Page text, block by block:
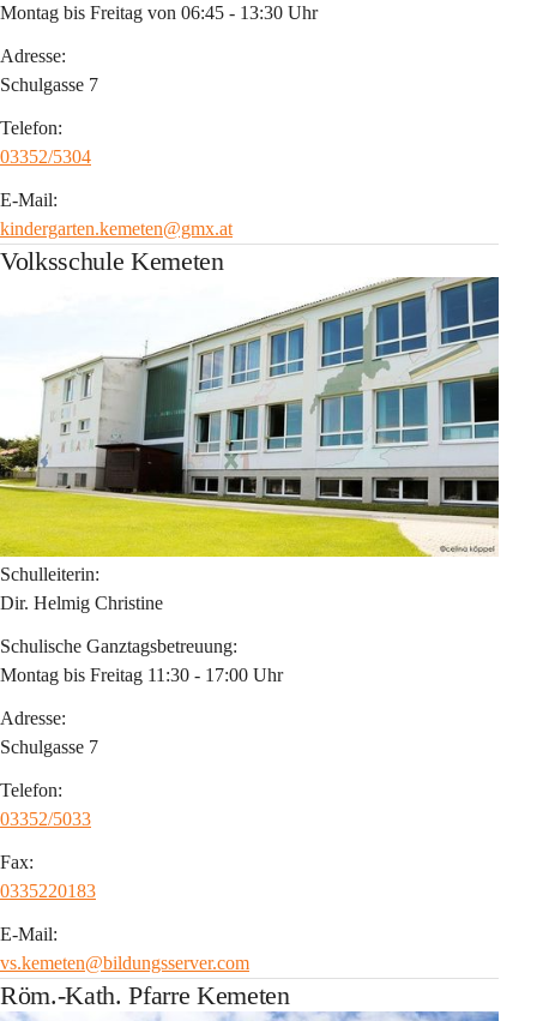
Montag bis Freitag von 06:45 - 13:30 Uhr
Adresse:
Schulgasse 7
Telefon:
03352/5304
E-Mail:
kindergarten.kemeten@gmx.at
Volksschule Kemeten
Schulleiterin:
Dir. Helmig Christine
Schulische Ganztagsbetreuung:
Montag bis Freitag 11:30 - 17:00 Uhr
Adresse:
Schulgasse 7
Telefon:
03352/5033
Fax:
0335220183
E-Mail:
vs.kemeten@bildungsserver.com
Röm.-Kath. Pfarre Kemeten